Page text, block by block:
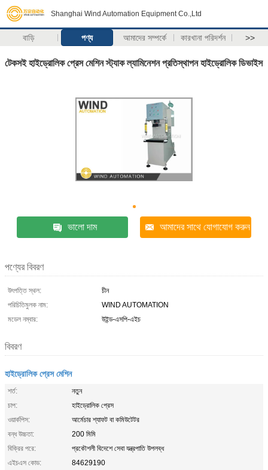
Shanghai Wind Automation Equipment Co.,Ltd
বাড়ি পণ্য আমাদের সম্পর্কে কারখানা পরিদর্শন >>
টেকসই হাইড্রোলিক প্রেস মেশিন স্ট্যাক ল্যামিনেশন প্রতিস্থাপন হাইড্রোলিক ডিভাইস
ভালো দাম আমাদের সাথে যোগাযোগ করুন
পণ্যের বিবরণ
উৎপত্তি স্থল:
চীন
পরিচিতিমুলক নাম:
WIND AUTOMATION
মডেল নম্বার:
উইন্ড-এসপি-এইচ
বিবরণ
হাইড্রোলিক প্রেস মেশিন
শর্ত:
নতুন
চাপ:
হাইড্রোলিক প্রেস
ওয়ার্কপিস:
আর্মেচার শ্যাফট বা কমিউটেটর
বন্ধ উচ্চতা:
200 মিমি
বিক্রির পরে:
প্রকৌশলী বিদেশে সেবা যন্ত্রপাতি উপলব্ধ
এইচএস কোড:
84629190